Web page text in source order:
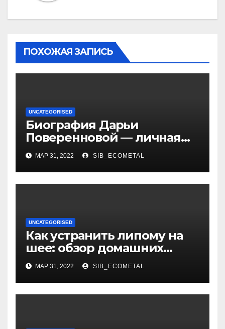
ПОХОЖАЯ ЗАПИСЬ
UNCATEGORISED
Биография Дарьи
Поверенновой — личная
жизнь, карьера и
достижения знаменитой
российской актрисы
МАР 31, 2022 SIB_ECOMETAL
UNCATEGORISED
Как устранить липому на
шее: обзор домашних
методов лечения
МАР 31, 2022 SIB_ECOMETAL